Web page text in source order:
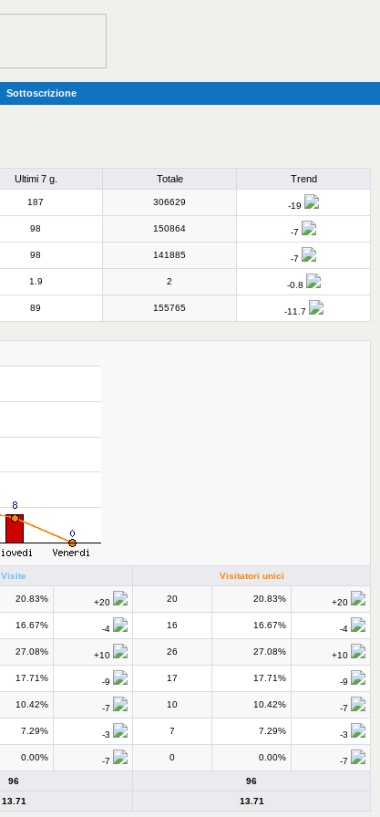
Sottoscrizione
Ultimi 7 g. Totale Trend
187 306629 -19
98 150864 -7
98 141885 -7
1.9 2 -0.8
89 155765 -11.7
Visite Visitatori unici
20.83% +20 20 20.83% +20
16.67% -4 16 16.67% -4
27.08% +10 26 27.08% +10
17.71% -9 17 17.71% -9
10.42% -7 10 10.42% -7
7.29% -3 7 7.29% -3
0.00% -7 0 0.00%
-7
96
96
13.71 13.71